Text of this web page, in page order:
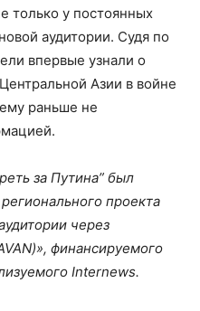
только у постоянных
аудитории. Судя по
впервые узнали о
Азии в войне
раньше не
за Путина” был
проекта
через
финансируемого
Internews.